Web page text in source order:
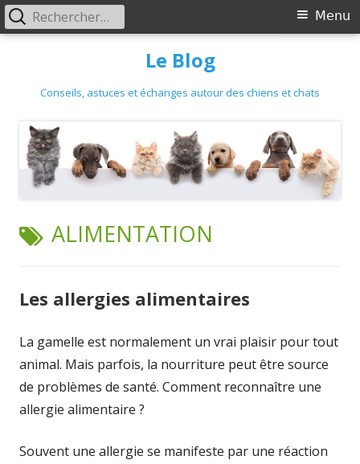
content
Le Blog
Conseils, astuces et échanges autour des chiens et chats
Primary
Menu
Menu
Rechercher :
TAG:
ALIMENTATION
Les allergies alimentaires
La gamelle est normalement un vrai plaisir pour tout
animal. Mais parfois, la nourriture peut être source
de problèmes de santé. Comment reconnaître une
allergie alimentaire ?
Souvent une allergie se manifeste par une réaction